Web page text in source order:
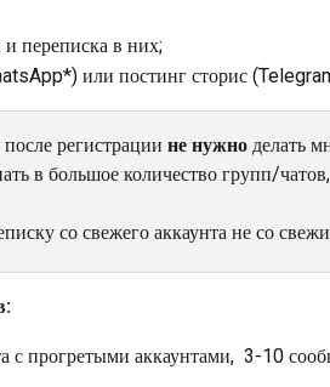
переписка в них;
или постинг сторис
регистрации не нужно делать
в большое количество групп/
со свежего аккаунта не со
с прогретыми аккаунтами,  3-10